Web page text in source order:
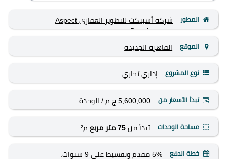
المطور
شركة أسبيكت للتطوير العقاري Aspect
Development
الموقع القاهرة الجديدة
نوع المشروع إداريتجاري
تبدأ الأسعار من 5,600,000 ج.م / الوحدة
مساحة الوحدات تبدأ من 75 متر مربع م²
خطة الدفع 5% مقدم وتقسيط على 9 سنوات.